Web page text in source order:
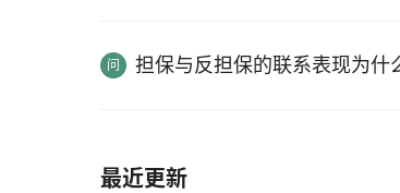
担保与反担保的联系表现为什
最近更新